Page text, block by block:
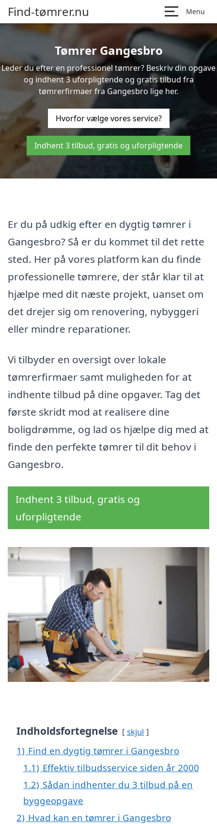
Find-tømrer.nu Menu
Tømrer Gangesbro
Leder du efter en professionel tømrer? Beskriv din opgave
og indhent 3 uforpligtende og gratis tilbud fra
tømrerfirmaer fra Gangesbro lige her.
Hvorfor vælge vores service?
Indhent 3 tilbud, gratis og uforpligtende
Er du på udkig efter en dygtig tømrer i
Gangesbro? Så er du kommet til det rette
sted. Her på vores platform kan du finde
professionelle tømrere, der står klar til at
hjælpe med dit næste projekt, uanset om
det drejer sig om renovering, nybyggeri
eller mindre reparationer.
Vi tilbyder en oversigt over lokale
tømrerfirmaer samt muligheden for at
indhente tilbud på dine opgaver. Tag det
første skridt mod at realisere dine
boligdrømme, og lad os hjælpe dig med at
finde den perfekte tømrer til dit behov i
Gangesbro.
Indhent 3 tilbud, gratis og
uforpligtende
Indholdsfortegnelse skjul
1) Find en dygtig tømrer i Gangesbro
1.1) Effektiv tilbudsservice siden år 2000
1.2) Sådan indhenter du 3 tilbud på en
byggeopgave
2) Hvad kan en tømrer i Gangesbro